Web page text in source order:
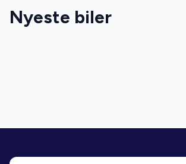
Startspærre
Nyeste biler